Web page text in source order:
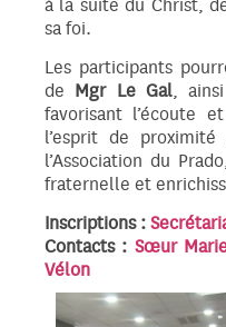
sa foi.
Les participants
de Mgr Le Gal,
favorisant l’écoute
l’esprit de
l’Association du
fraternelle et
Inscriptions :
Contacts : Sœur
Vélon